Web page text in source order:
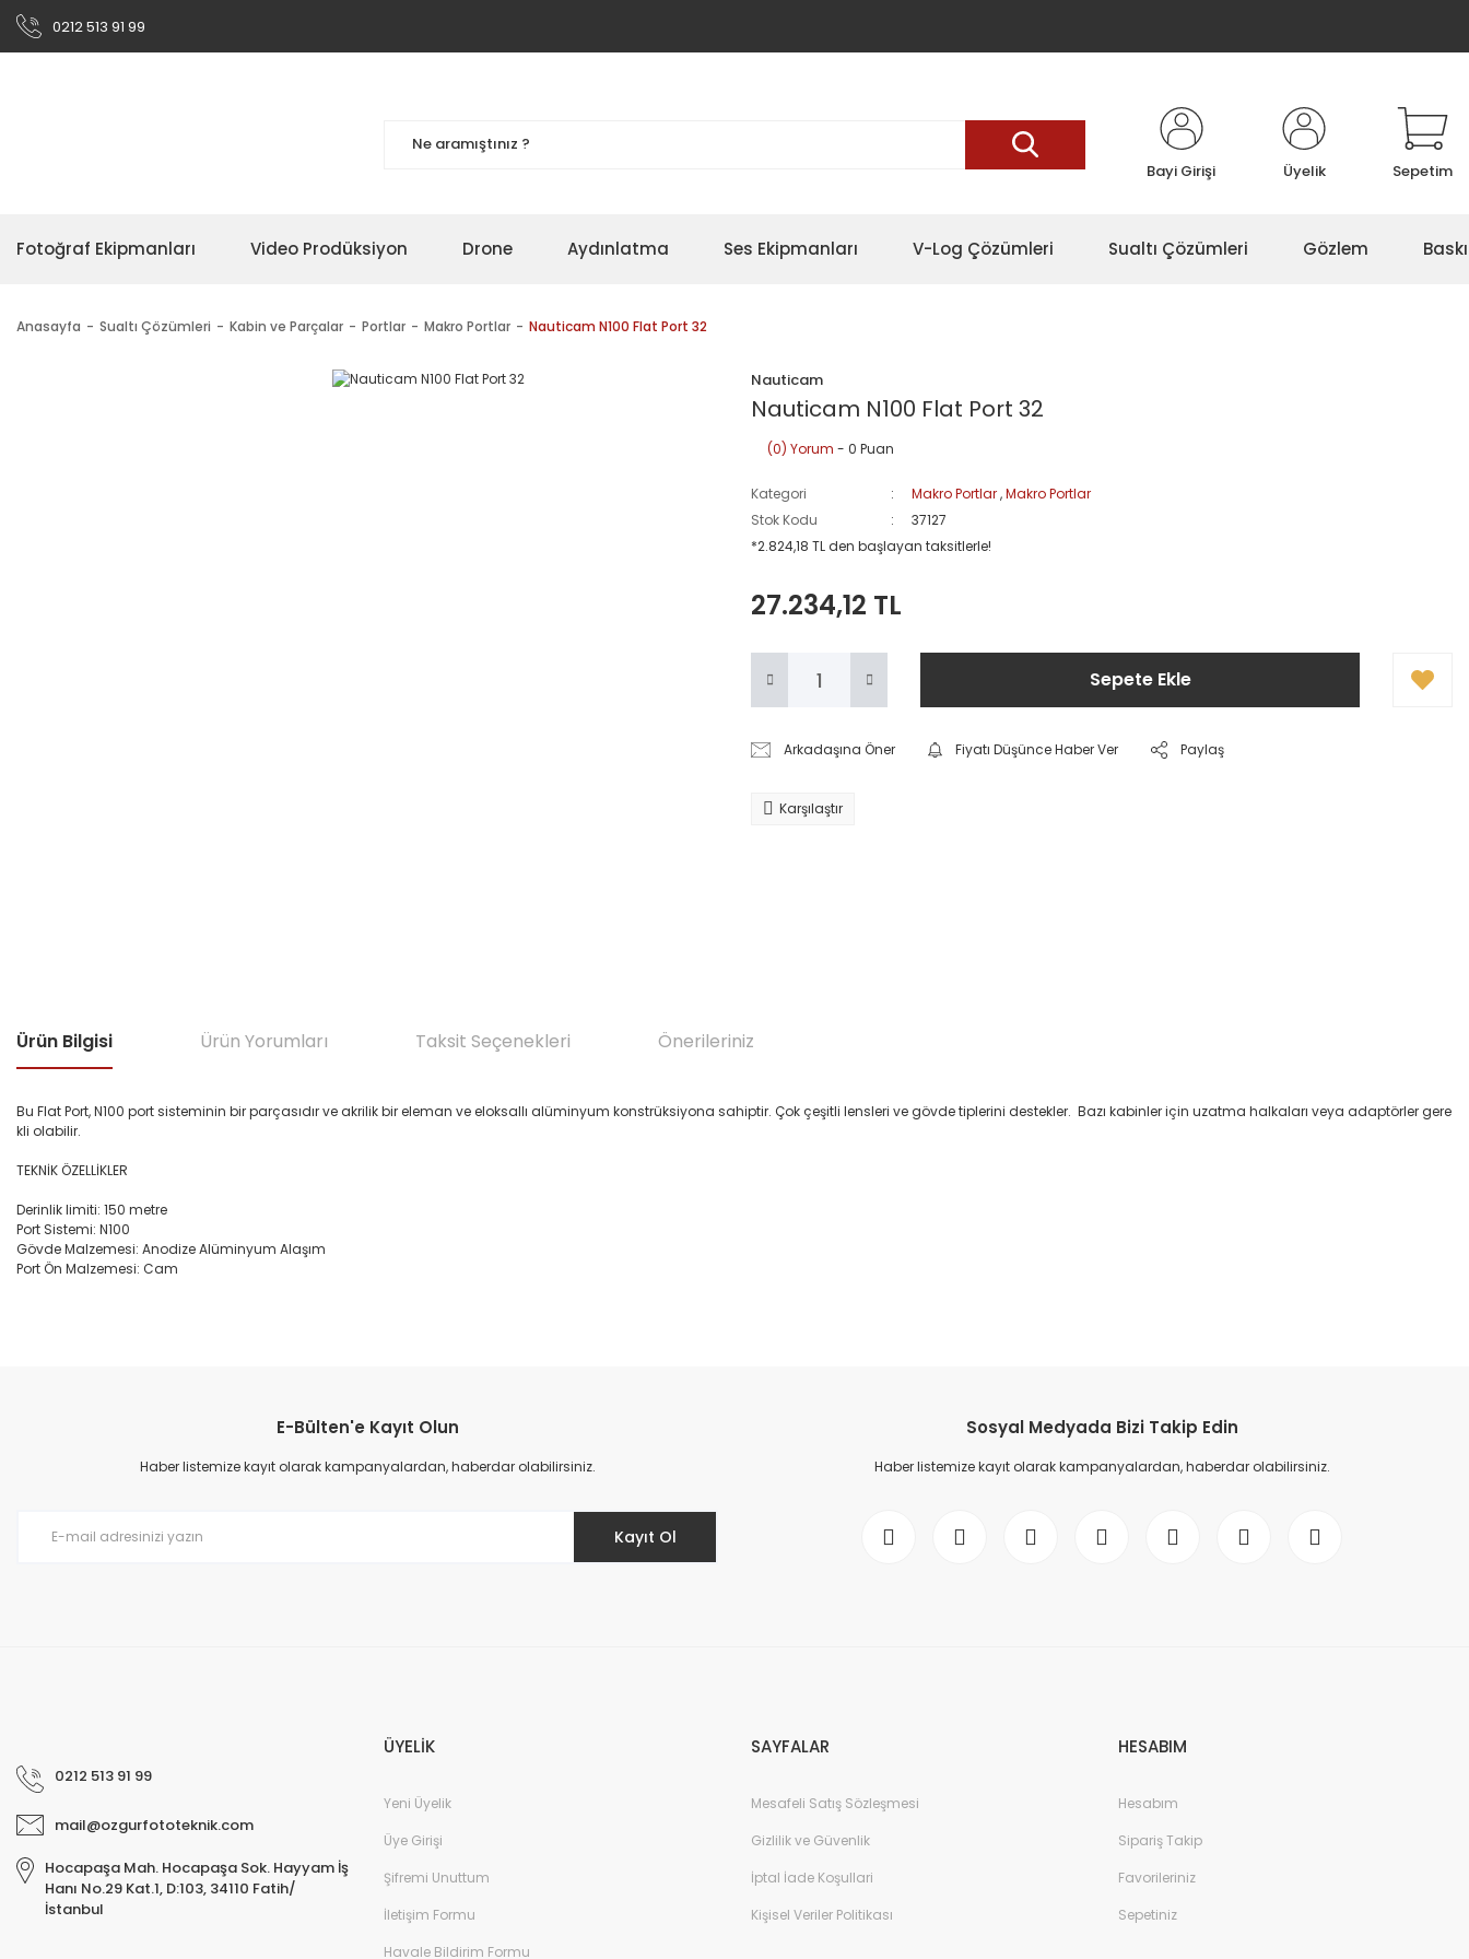
0212 513 91 99
Bayi Girişi Üyelik Sepetim
Fotoğraf Ekipmanları Video Prodüksiyon Drone Aydınlatma Ses Ekipmanları V-Log Çözümleri Sualtı Çözümleri Gözlem
Anasayfa Sualtı Çözümleri Kabin ve Parçalar Portlar Makro Portlar Nauticam N100 Flat Port 32
Nauticam
Nauticam N100 Flat Port 32
(0) Yorum - 0 Puan
Kategori Makro Portlar,Makro Portlar
Stok Kodu
37127
*2.824,18 TL den başlayan taksitlerle!
27.234,12 TL
Sepete Ekle
Arkadaşına Öner Fiyatı Düşünce Haber Ver Paylaş
Karşılaştır
Ürün Bilgisi Ürün Yorumları Taksit Seçenekleri Önerileriniz
Bu Flat Port, N100 port sisteminin bir parçasıdır ve akrilik bir eleman ve eloksallı alüminyum konstrüksiyona sahiptir. Çok çeşitli lensleri ve gövde tiplerini destekler. Bazı kabinler için uzatma halkaları veya adaptörler gere
kli olabilir.
TEKNİK ÖZELLİKLER
Derinlik limiti: 150 metre
Port Sistemi: N100
Gövde Malzemesi: Anodize Alüminyum Alaşım
Port Ön Malzemesi: Cam
Ürün resmi kalitesiz, bozuk veya görüntülenemiyor.
Ürün açıklamasında eksik bilgiler bulunuyor.
E-Bülten'e Kayıt Olun
Haber listemize kayıt olarak kampanyalardan, haberdar olabilirsiniz.
Kayıt Ol
Sosyal Medyada Bizi Takip Edin
Haber listemize kayıt olarak kampanyalardan, haberdar olabilirsiniz.
0212 513 91 99
mail@ozgurfototeknik.com
Hocapaşa Mah. Hocapaşa Sok. Hayyam İş
Hanı No.29 Kat.1, D:103, 34110 Fatih/
İstanbul
ÜYELİK
Yeni Üyelik
Üye Girişi
Şifremi Unuttum
İletişim Formu
Havale Bildirim Formu
SAYFALAR
Mesafeli Satış Sözleşmesi
Gizlilik ve Güvenlik
İptal İade Koşullari
Kişisel Veriler Politikası
HESABIM
Hesabım
Sipariş Takip
Favorileriniz
Sepetiniz